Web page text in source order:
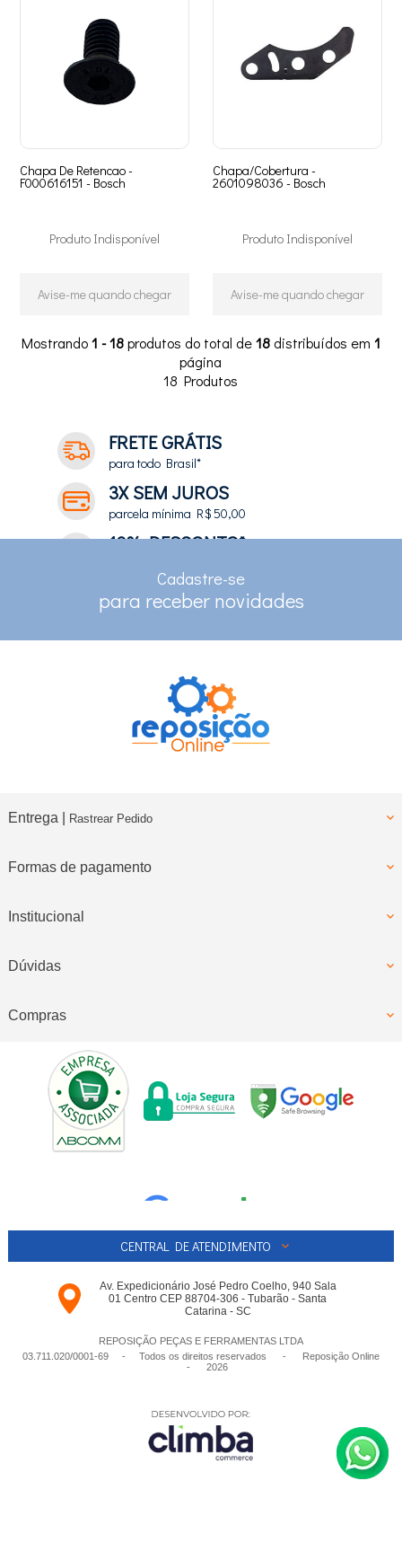
Chapa De Retencao -
F000616151 - Bosch
Produto Indisponível
Avise-me quando chegar
Chapa/Cobertura -
2601098036 - Bosch
Produto Indisponível
Avise-me quando chegar
Mostrando1 - 18produtos do total de18distribuídos em 1
página
18 Produtos
FRETE GRÁTIS
para todo Brasil*
3X SEM JUROS
parcela mínima R$ 50,00
10% DESCONTO*
RASTREAMENTO
Cadastre-se
para receber novidades
Entrega | Rastrear Pedido
Formas de pagamento
Institucional
Dúvidas
Compras
CENTRAL DE ATENDIMENTO
Av. Expedicionário José Pedro Coelho, 940 Sala
01 Centro CEP 88704-306 - Tubarão - Santa
Catarina - SC
REPOSIÇÃO PEÇAS E FERRAMENTAS LTDA
03.711.020/0001-­69 - Todos os direitos reservados
-
Reposição Online
-
2026